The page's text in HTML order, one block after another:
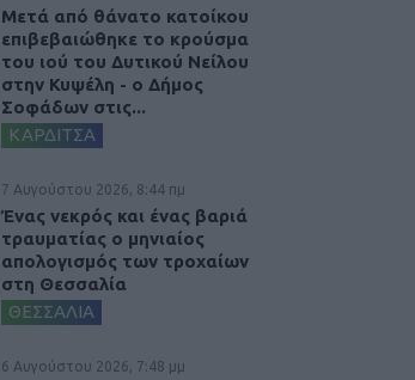
Μετά από θάνατο κατοίκου
επιβεβαιώθηκε το κρούσμα
του ιού του Δυτικού Νείλου
στην Κυψέλη - ο Δήμος
Σοφάδων στις...
ΚΑΡΔΙΤΣΑ
7 Αυγούστου 2026, 8:44 πμ
Ένας νεκρός και ένας βαριά
τραυματίας ο μηνιαίος
απολογισμός των τροχαίων
στη Θεσσαλία
ΘΕΣΣΑΛΙΑ
6 Αυγούστου 2026, 7:48 μμ